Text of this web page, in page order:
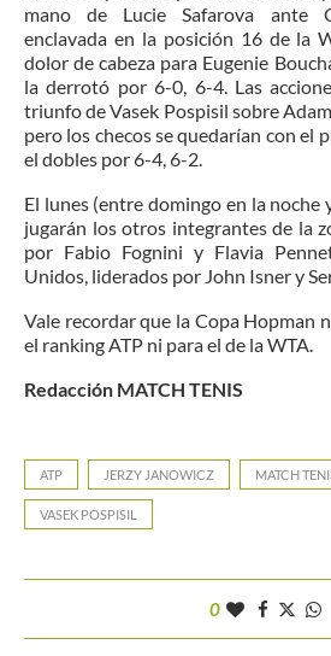
mano de Lucie Safarova ante
enclavada en la posición 16 de la
dolor de cabeza para Eugenie
la derrotó por 6-0, 6-4. Las
triunfo de Vasek Pospisil sobre
pero los checos se quedarían con el
el dobles por 6-4, 6-2.
El lunes (entre domingo en la noche
jugarán los otros integrantes de la
por Fabio Fognini y Flavia
Unidos, liderados por John Isner y
Vale recordar que la Copa Hopman
el ranking ATP ni para el de la WTA.
Redacción MATCH TENIS
ATP JERZY JANOWICZ MATCH
VASEK POSPISIL
0